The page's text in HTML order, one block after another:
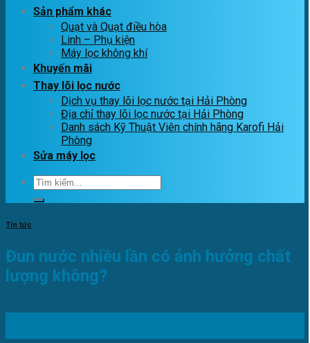
Sản phẩm khác
Quạt và Quạt điều hòa
Linh – Phụ kiện
Máy lọc không khí
Khuyến mãi
Thay lõi lọc nước
Dịch vụ thay lõi lọc nước tại Hải Phòng
Địa chỉ thay lõi lọc nước tại Hải Phòng
Danh sách Kỹ Thuật Viên chính hãng Karofi Hải
Phòng
Sửa máy lọc
Tìm
kiếm:
Tin tức
Đun nước nhiều lần có ảnh hưởng chất
lượng không?